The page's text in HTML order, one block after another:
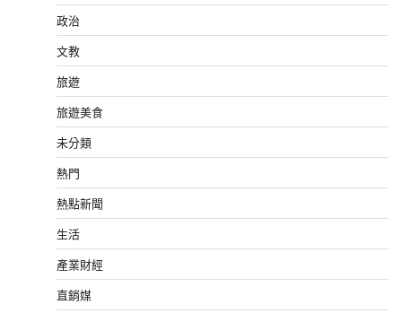
政治
文教
旅遊
旅遊美食
未分類
熱門
熱點新聞
生活
產業財經
直銷媒